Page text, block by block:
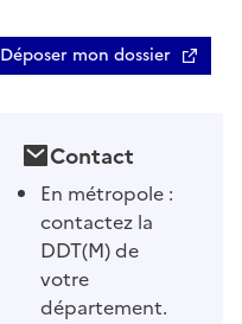
Déposer mon dossier
Contact
En métropole :
contactez la
DDT(M) de
votre
département.